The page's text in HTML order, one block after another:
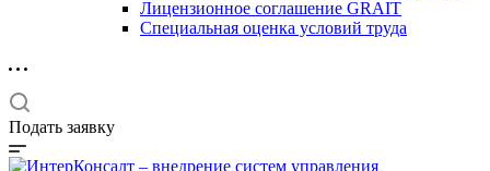
Лицензионное соглашение GRAIT
Специальная оценка условий труда
Подать заявку